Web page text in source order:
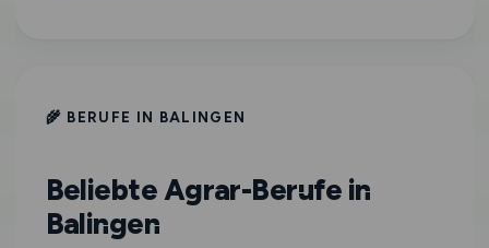
🌾 BERUFE IN BALINGEN
Beliebte Agrar-Berufe in
Balingen